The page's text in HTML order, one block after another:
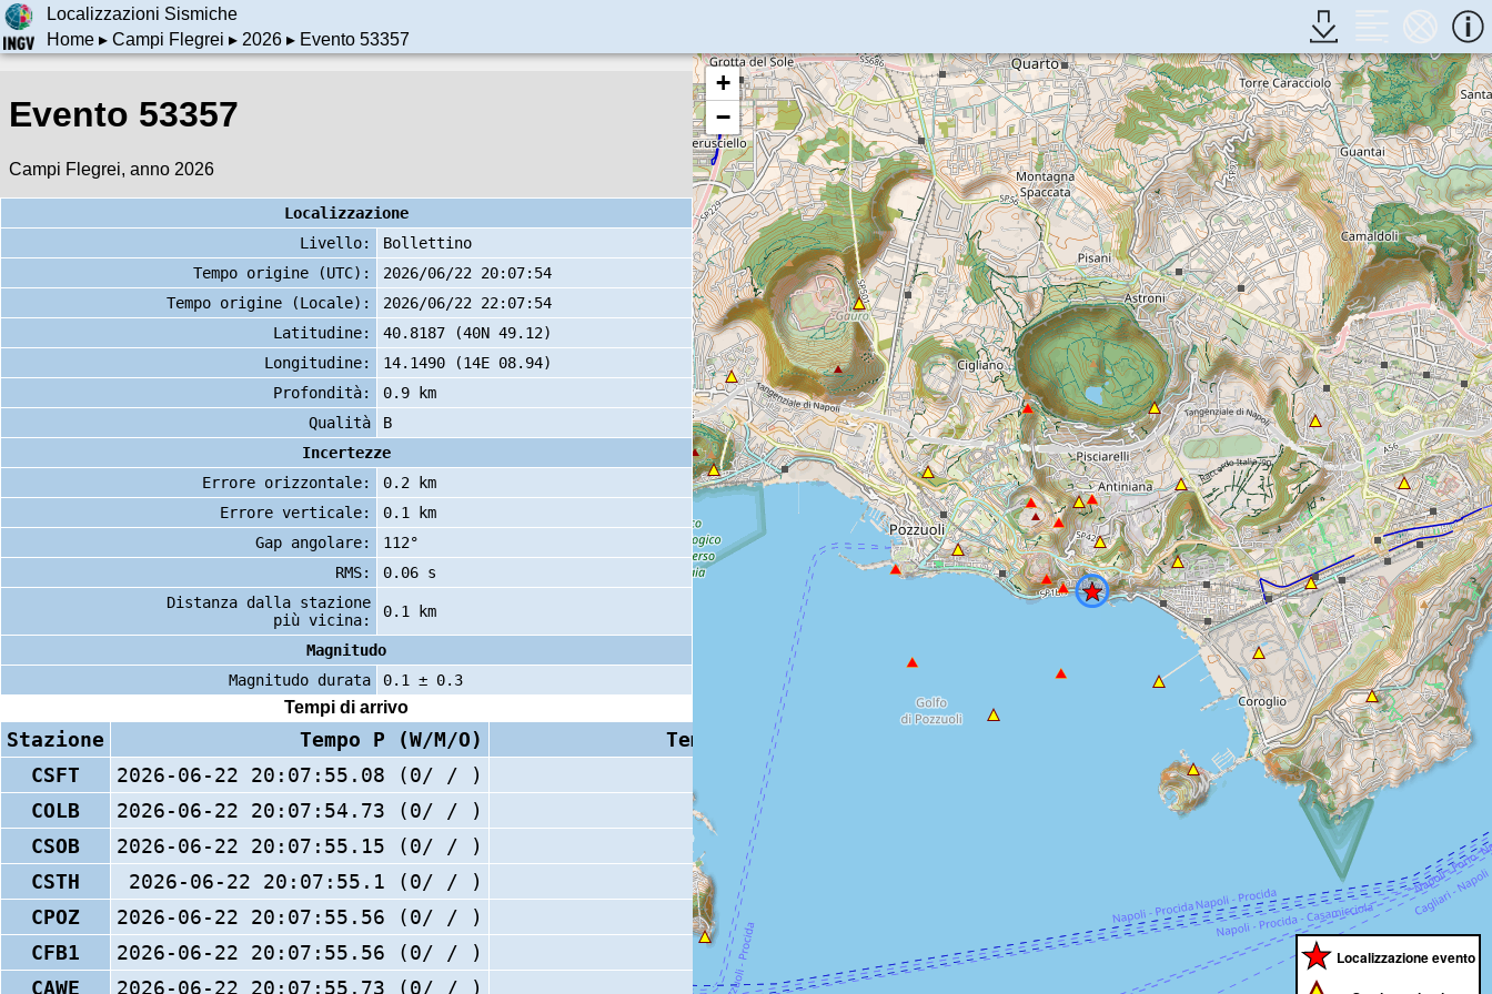
Localizzazioni Sismiche
Home▸ Campi Flegrei ▸ 2026▸ Evento 53357
Evento 53357
Campi Flegrei, anno 2026
Localizzazione
Livello:
Bollettino
Tempo origine (UTC):
2026/06/22 20:07:54
Tempo origine (Locale):
2026/06/22 22:07:54
Latitudine:
40.8187 (40N 49.12)
Longitudine:
14.1490 (14E 08.94)
Profondità:
0.9 km
Qualità
B
Incertezze
Errore orizzontale:
0.2 km
Errore verticale:
0.1 km
Gap angolare:
112°
RMS:
0.06 s
Distanza dalla stazione
più vicina:
0.1 km
Magnitudo
Magnitudo durata
0.1 ± 0.3
Tempi di arrivo
Stazione Tempo P (W/M/O) Tempo S (W/M/O)
CSFT
2026-06-22 20:07:55.08 (0/ / )
COLB
2026-06-22 20:07:54.73 (0/ / )
CSOB
2026-06-22 20:07:55.15 (0/ / )
CSTH
2026-06-22 20:07:55.1 (0/ / )
CPOZ
2026-06-22 20:07:55.56 (0/ / )
CFB1
2026-06-22 20:07:55.56 (0/ / )
CAWE
2026-06-22 20:07:55.73 (0/ / )
+
−
Localizzazione evento